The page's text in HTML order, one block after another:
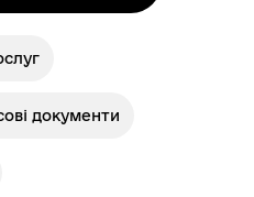
документи